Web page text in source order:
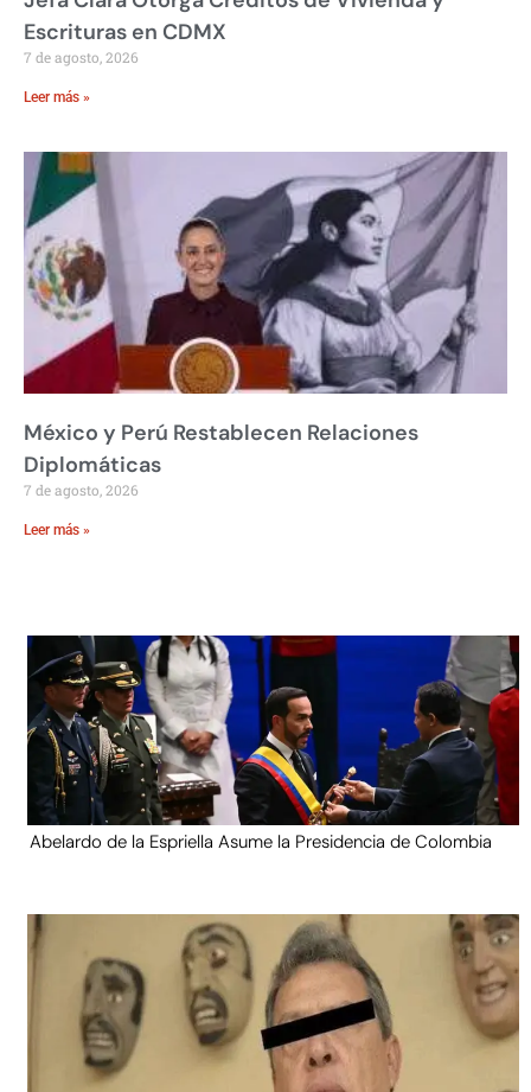
Escrituras en CDMX
7 de agosto, 2026
Leer más »
México y Perú Restablecen Relaciones
Diplomáticas
7 de agosto, 2026
Leer más »
Abelardo de la Espriella Asume la Presidencia de Colombia